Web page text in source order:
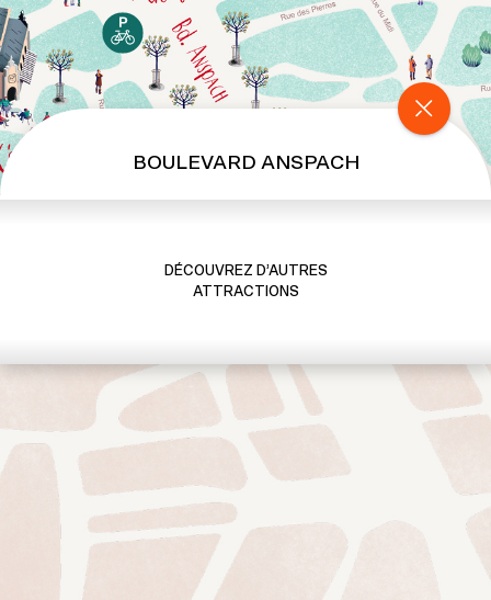
BOULEVARD ANSPACH
DÉCOUVREZ D’AUTRES
ATTRACTIONS